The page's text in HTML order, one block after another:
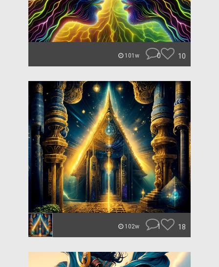
101w 0 10
102w 1 18